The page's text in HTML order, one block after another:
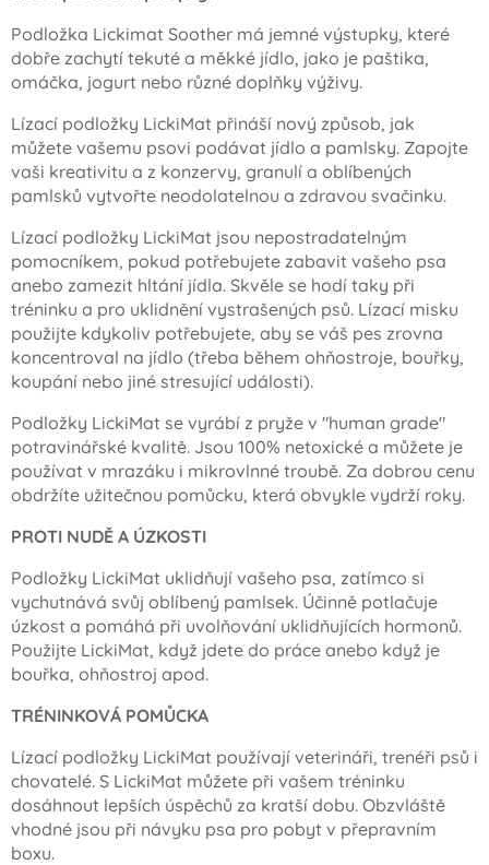
Podložka Lickimat Soother má jemné výstupky, které
dobře zachytí tekuté a měkké jídlo, jako je paštika,
omáčka, jogurt nebo různé doplňky výživy.
Lízací podložky LickiMat přináší nový způsob, jak
můžete vašemu psovi podávat jídlo a pamlsky. Zapojte
vaši kreativitu a z konzervy, granulí a oblíbených
pamlsků vytvořte neodolatelnou a zdravou svačinku.
Lízací podložky LickiMat jsou nepostradatelným
pomocníkem, pokud potřebujete zabavit vašeho psa
anebo zamezit hltání jídla. Skvěle se hodí taky při
tréninku a pro uklidnění vystrašených psů. Lízací misku
použijte kdykoliv potřebujete, aby se váš pes zrovna
koncentroval na jídlo (třeba během ohňostroje, bouřky,
koupání nebo jiné stresující události).
Podložky LickiMat se vyrábí z pryže v "human grade"
potravinářské kvalitě. Jsou 100% netoxické a můžete je
používat v mrazáku i mikrovlnné troubě. Za dobrou cenu
obdržíte užitečnou pomůcku, která obvykle vydrží roky.
PROTI NUDĚ A ÚZKOSTI
Podložky LickiMat uklidňují vašeho psa, zatímco si
vychutnává svůj oblíbený pamlsek. Účinně potlačuje
úzkost a pomáhá při uvolňování uklidňujících hormonů.
Použijte LickiMat, když jdete do práce anebo když je
bouřka, ohňostroj apod.
TRÉNINKOVÁ POMŮCKA
Lízací podložky LickiMat používají veterináři, trenéři psů i
chovatelé. S LickiMat můžete při vašem tréninku
dosáhnout lepších úspěchů za kratší dobu. Obzvláště
vhodné jsou při návyku psa pro pobyt v přepravním
boxu.